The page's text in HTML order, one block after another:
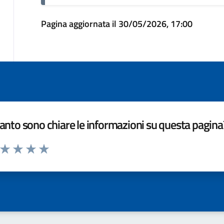
Pagina aggiornata il 30/05/2026, 17:00
sono chiare le informazioni su questa
da 1 a 5 stelle la pagina